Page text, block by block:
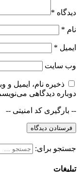
دیدگاه *
نام *
ایمیل *
وب‌ سایت
ذخیره نام، ایمیل
دوباره دیدگاهی
-- بارگیری کد امنیتی --
جستجو برای:
تبلیغات